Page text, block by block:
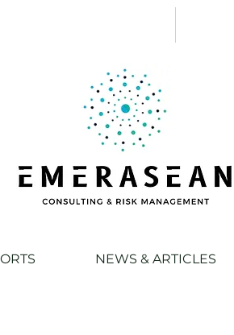
NEWS & ARTICLES